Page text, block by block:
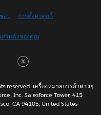
อบ การตั้งค่าคุกกี้
ส่วนตัวของคุณ
Facebook
reserved. เครื่องหมายการค้าต่างๆ
Inc. Salesforce Tower, 415
CA 94105, United States